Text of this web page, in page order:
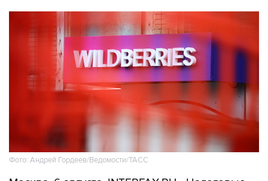
Фото: Андрей Гордеев/Ведомости/ТАСС